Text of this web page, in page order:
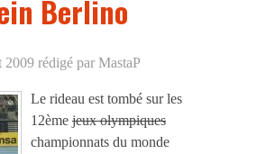
Berlino
2009 rédigé par MastaP
Le rideau est tombé sur les
12ème jeux olympiques
championnats du monde